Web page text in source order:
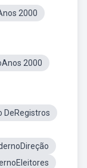
2000
2000
DeRegistros